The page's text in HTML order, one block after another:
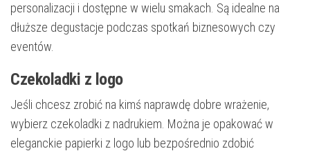
personalizacji i dostępne w wielu smakach. Są idealne na
dłuższe degustacje podczas spotkań biznesowych czy
eventów.
Czekoladki z logo
Jeśli chcesz zrobić na kimś naprawdę dobre wrażenie,
wybierz czekoladki z nadrukiem. Można je opakować w
eleganckie papierki z logo lub bezpośrednio zdobić